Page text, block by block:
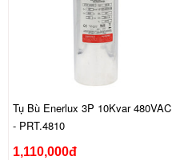
Tụ Bù Enerlux 3P 10Kvar 480VAC
- PRT.4810
1,110,000đ